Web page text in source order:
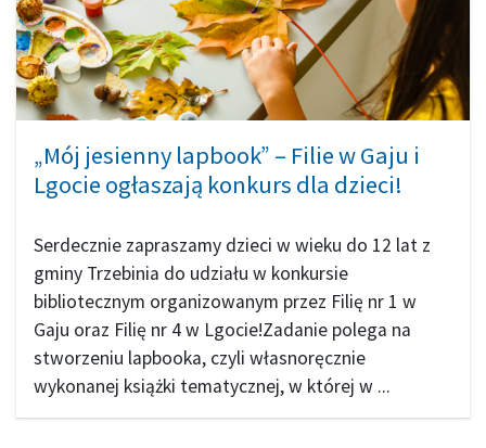
„Mój jesienny lapbook” – Filie w Gaju i
Lgocie ogłaszają konkurs dla dzieci!
Serdecznie zapraszamy dzieci w wieku do 12 lat z
gminy Trzebinia do udziału w konkursie
bibliotecznym organizowanym przez Filię nr 1 w
Gaju oraz Filię nr 4 w Lgocie!Zadanie polega na
stworzeniu lapbooka, czyli własnoręcznie
wykonanej książki tematycznej, w której w ...